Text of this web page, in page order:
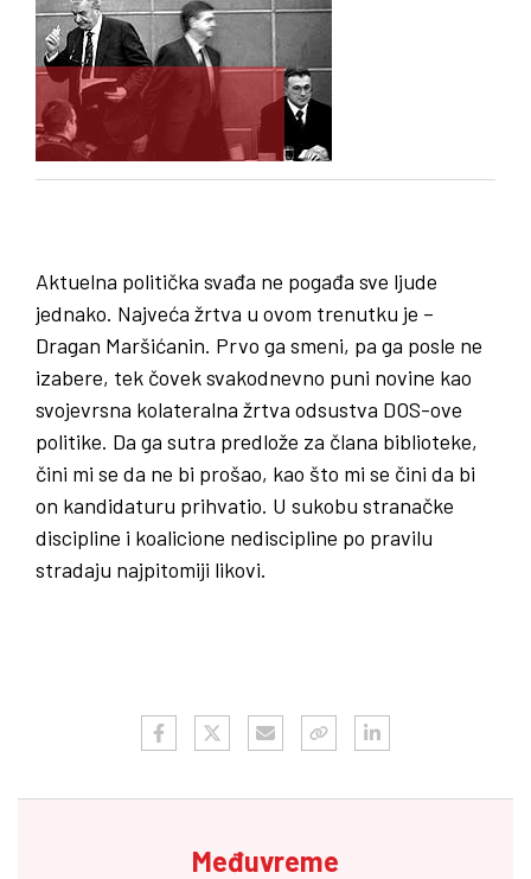
Aktuelna politička svađa ne pogađa sve ljude
jednako. Najveća žrtva u ovom trenutku je –
Dragan Maršićanin. Prvo ga smeni, pa ga posle ne
izabere, tek čovek svakodnevno puni novine kao
svojevrsna kolateralna žrtva odsustva DOS-ove
politike. Da ga sutra predlože za člana biblioteke,
čini mi se da ne bi prošao, kao što mi se čini da bi
on kandidaturu prihvatio. U sukobu stranačke
discipline i koalicione nediscipline po pravilu
stradaju najpitomiji likovi.
Međuvreme